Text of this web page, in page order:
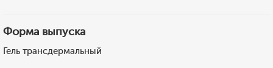
Форма выпуска
Гель трансдермальный